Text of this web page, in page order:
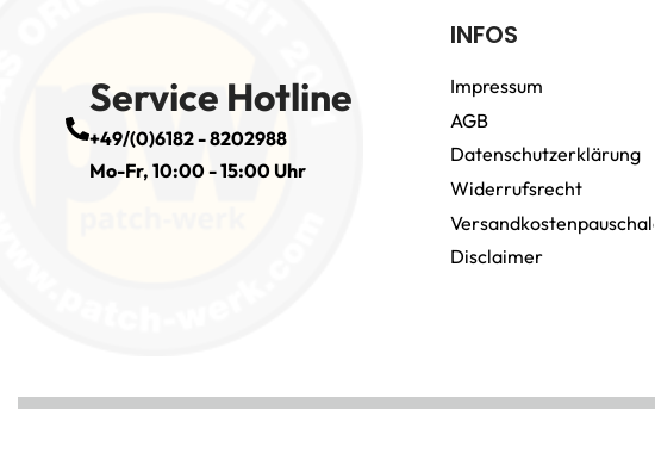
Service Hotline
+49/(0)6182 - 8202988
Mo-Fr, 10:00 - 15:00 Uhr
INFOS
Impressum
AGB
Datenschutzerklärung
Widerrufsrecht
Versandkostenpauschale
Disclaimer